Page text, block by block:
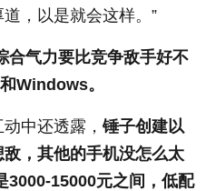
，以是就会这样。”
合气力要比竞争敌手好不
Windows。
中还透露，锤子创建以
，其他的手机没怎么太
3000-15000元之间，低配